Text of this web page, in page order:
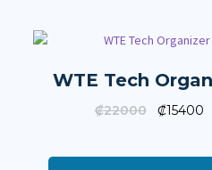
WTE Tech
₡22000 ₡15400